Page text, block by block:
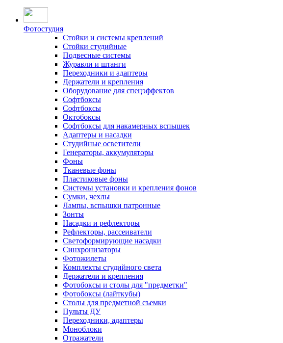
Фотостудия
Стойки и системы креплений
Стойки студийные
Подвесные системы
Журавли и штанги
Переходники и адаптеры
Держатели и крепления
Оборудование для спецэффектов
Софтбоксы
Софтбоксы
Октобоксы
Софтбоксы для накамерных вспышек
Адаптеры и насадки
Студийные осветители
Генераторы, аккумуляторы
Фоны
Тканевые фоны
Пластиковые фоны
Системы установки и крепления фонов
Сумки, чехлы
Лампы, вспышки патронные
Зонты
Насадки и рефлекторы
Рефлекторы, рассеиватели
Светоформирующие насадки
Синхронизаторы
Фотожилеты
Комплекты студийного света
Держатели и крепления
Фотобоксы и столы для "предметки"
Фотобоксы (лайткубы)
Столы для предметной съемки
Пульты ДУ
Переходники, адаптеры
Моноблоки
Отражатели